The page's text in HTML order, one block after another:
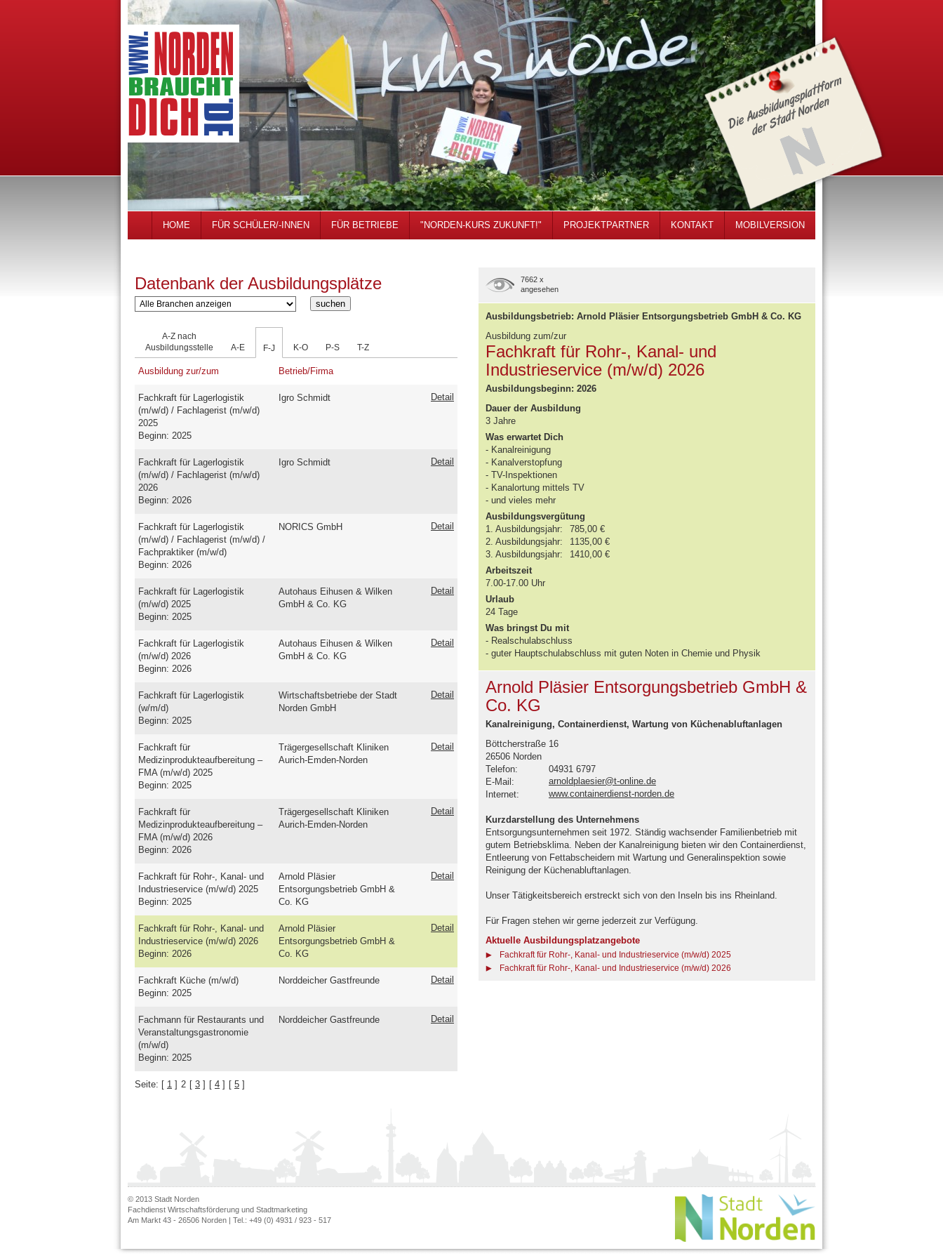
HOME FÜR SCHÜLER/-INNEN FÜR BETRIEBE "NORDEN-KURS ZUKUNFT!" PROJEKTPARTNER KONTAKT MOBILVERSION
Datenbank der Ausbildungsplätze
A-Z nach
Ausbildungsstelle
A-E F-J K-O P-S T-Z
Ausbildung zur/zum Betrieb/Firma
Fachkraft für Lagerlogistik
(m/w/d) / Fachlagerist (m/w/d)
2025
Beginn: 2025
Igro Schmidt Detail
Fachkraft für Lagerlogistik
(m/w/d) / Fachlagerist (m/w/d)
2026
Beginn: 2026
Igro Schmidt Detail
Fachkraft für Lagerlogistik
(m/w/d) / Fachlagerist (m/w/d) /
Fachpraktiker (m/w/d)
Beginn: 2026
NORICS GmbH Detail
Fachkraft für Lagerlogistik
(m/w/d) 2025
Beginn: 2025
Autohaus Eihusen & Wilken
GmbH & Co. KG
Detail
Fachkraft für Lagerlogistik
(m/w/d) 2026
Beginn: 2026
Autohaus Eihusen & Wilken
GmbH & Co. KG
Detail
Fachkraft für Lagerlogistik
(w/m/d)
Beginn: 2025
Wirtschaftsbetriebe der Stadt
Norden GmbH
Detail
Fachkraft für
Medizinprodukteaufbereitung –
FMA (m/w/d) 2025
Beginn: 2025
Trägergesellschaft Kliniken
Aurich-Emden-Norden
Detail
Fachkraft für
Medizinprodukteaufbereitung –
FMA (m/w/d) 2026
Beginn: 2026
Trägergesellschaft Kliniken
Aurich-Emden-Norden
Detail
Fachkraft für Rohr-, Kanal- und
Industrieservice (m/w/d) 2025
Beginn: 2025
Arnold Pläsier
Entsorgungsbetrieb GmbH &
Co. KG
Detail
Fachkraft für Rohr-, Kanal- und
Industrieservice (m/w/d) 2026
Beginn: 2026
Arnold Pläsier
Entsorgungsbetrieb GmbH &
Co. KG
Detail
Fachkraft Küche (m/w/d)
Beginn: 2025
Norddeicher Gastfreunde Detail
Fachmann für Restaurants und
Veranstaltungsgastronomie
(m/w/d)
Beginn: 2025
Norddeicher Gastfreunde Detail
Seite: [ 1 ] 2 [ 3 ] [ 4 ] [ 5 ]
7662 x
angesehen
Ausbildungsbetrieb: Arnold Pläsier Entsorgungsbetrieb GmbH & Co. KG
Ausbildung zum/zur
Fachkraft für Rohr-, Kanal- und
Industrieservice (m/w/d) 2026
Ausbildungsbeginn: 2026
Dauer der Ausbildung
3 Jahre
Was erwartet Dich
- Kanalreinigung
- Kanalverstopfung
- TV-Inspektionen
- Kanalortung mittels TV
- und vieles mehr
Ausbildungsvergütung
1. Ausbildungsjahr:
785,00 €
2. Ausbildungsjahr:
1135,00 €
3. Ausbildungsjahr:
1410,00 €
Arbeitszeit
7.00-17.00 Uhr
Urlaub
24 Tage
Was bringst Du mit
- Realschulabschluss
- guter Hauptschulabschluss mit guten Noten in Chemie und Physik
Arnold Pläsier Entsorgungsbetrieb GmbH &
Co. KG
Kanalreinigung, Containerdienst, Wartung von Küchenabluftanlagen
Böttcherstraße 16
26506 Norden
Telefon:
04931 6797
E-Mail:
arnoldplaesier@t-online.de
Internet:
www.containerdienst-norden.de
Kurzdarstellung des Unternehmens
Entsorgungsunternehmen seit 1972. Ständig wachsender Familienbetrieb mit
gutem Betriebsklima. Neben der Kanalreinigung bieten wir den Containerdienst,
Entleerung von Fettabscheidern mit Wartung und Generalinspektion sowie
Reinigung der Küchenabluftanlagen.
Unser Tätigkeitsbereich erstreckt sich von den Inseln bis ins Rheinland.
Für Fragen stehen wir gerne jederzeit zur Verfügung.
Aktuelle Ausbildungsplatzangebote
Fachkraft für Rohr-, Kanal- und Industrieservice (m/w/d) 2025
Fachkraft für Rohr-, Kanal- und Industrieservice (m/w/d) 2026
© 2013 Stadt Norden
Fachdienst Wirtschaftsförderung und Stadtmarketing
Am Markt 43 - 26506 Norden | Tel.: +49 (0) 4931 / 923 - 517